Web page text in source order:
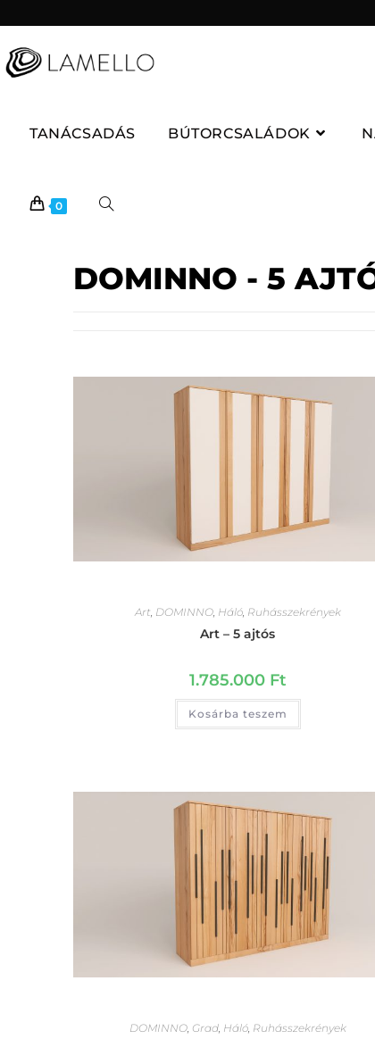
TANÁCSADÁS BÚTORCSALÁDOK
0
DOMINNO - 5
Art DOMINNO, Háló, Ruhásszekrények
Art – 5 ajtós
1.785.000 Ft
Kosárba teszem
DOMINNO, Grad, Háló, Ruhásszekrények